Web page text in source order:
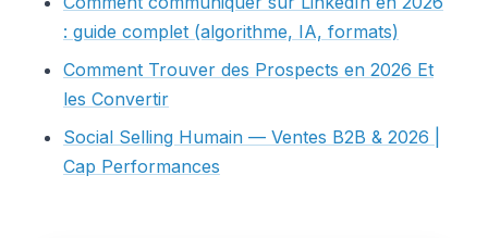
: guide complet (algorithme, IA, formats)
Comment Trouver des Prospects en 2026 Et
les Convertir
Social Selling Humain — Ventes B2B & 2026 |
Cap Performances